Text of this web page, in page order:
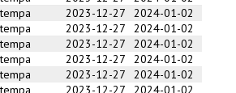
2023-12-27
2024-01-02
2023-12-27
2024-01-02
mail) 2023-12-27
2024-01-02
mail) 2023-12-27
2024-01-02
2023-12-27
2024-01-02
2023-12-27
2024-01-02